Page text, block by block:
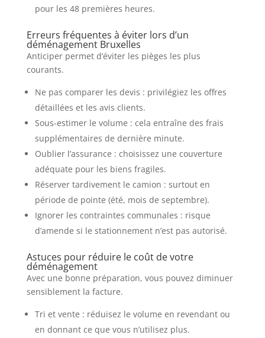
pour les 48 premières heures.
Erreurs fréquentes à éviter lors d’un
déménagement Bruxelles
Anticiper permet d’éviter les pièges les plus
courants.
Ne pas comparer les devis : privilégiez les offres
détaillées et les avis clients.
Sous-estimer le volume : cela entraîne des frais
supplémentaires de dernière minute.
Oublier l’assurance : choisissez une couverture
adéquate pour les biens fragiles.
Réserver tardivement le camion : surtout en
période de pointe (été, mois de septembre).
Ignorer les contraintes communales : risque
d’amende si le stationnement n’est pas autorisé.
Astuces pour réduire le coût de votre
déménagement
Avec une bonne préparation, vous pouvez diminuer
sensiblement la facture.
Tri et vente : réduisez le volume en revendant ou
en donnant ce que vous n’utilisez plus.